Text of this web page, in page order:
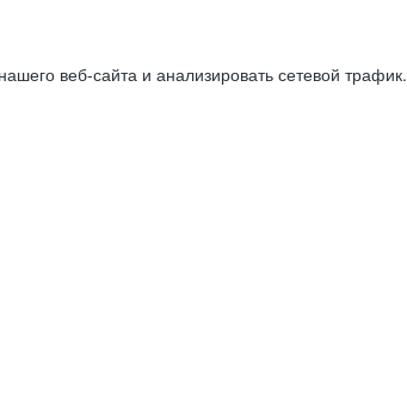
веб-сайта и анализировать сетевой трафик.